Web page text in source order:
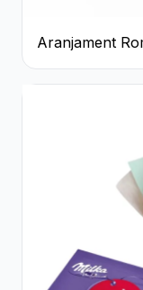
Aranjament
Flori pastel